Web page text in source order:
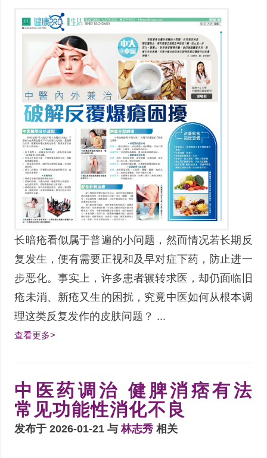
长暗疮看似属于普遍的小问题，然而情况若长期反
复发生，便有需要正视和及早对症下药，防止进一
步恶化。事实上，许多患者辗转求医，却仍面临旧
疮未消、新疮又生的困扰，究竟中医如何从根本调
理这类反复发作的皮肤问题？ ...
查看更多>
中医药调治 健脾消痞有法
常见功能性消化不良
发布于 2026-01-21 与林志秀相关